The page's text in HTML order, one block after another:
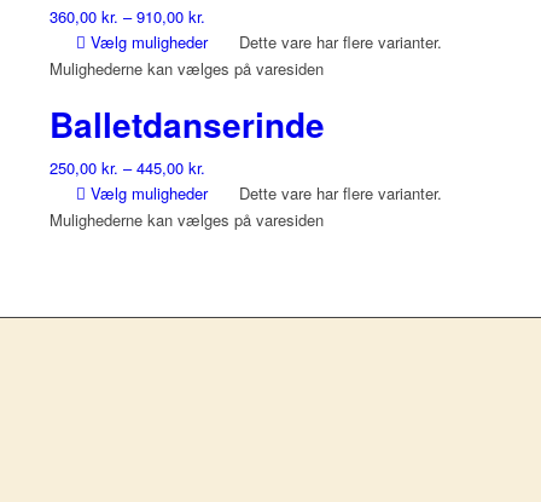
360,00 kr. –910,00 kr.
Vælg muligheder
Dette vare har flere varianter.
Mulighederne kan vælges på varesiden
Balletdanserinde
250,00 kr. –445,00 kr.
Vælg muligheder
Dette vare har flere varianter.
Mulighederne kan vælges på varesiden